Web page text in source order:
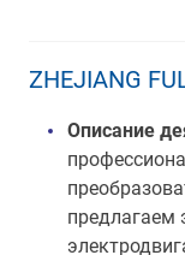
ZHEJIANG
Описание
предлагаем